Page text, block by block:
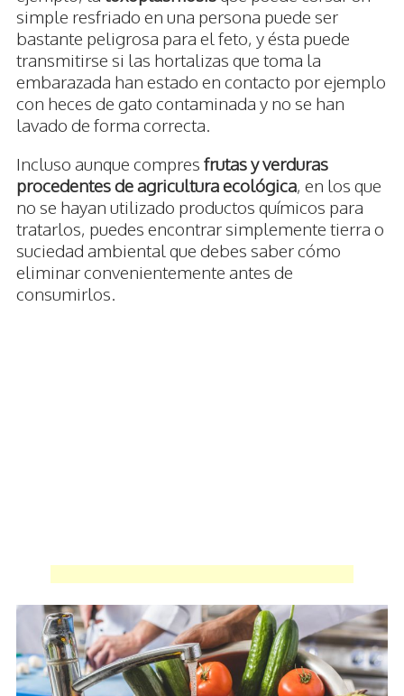
simple resfriado en una persona puede ser
bastante peligrosa para el feto, y ésta puede
transmitirse si las hortalizas que toma la
embarazada han estado en contacto por ejemplo
con heces de gato contaminada y no se han
lavado de forma correcta.
Incluso aunque compres frutas y verduras
procedentes de agricultura ecológica, en los que
no se hayan utilizado productos químicos para
tratarlos, puedes encontrar simplemente tierra o
suciedad ambiental que debes saber cómo
eliminar convenientemente antes de
consumirlos.